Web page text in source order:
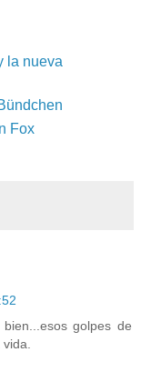
la nueva
Fox
golpes de